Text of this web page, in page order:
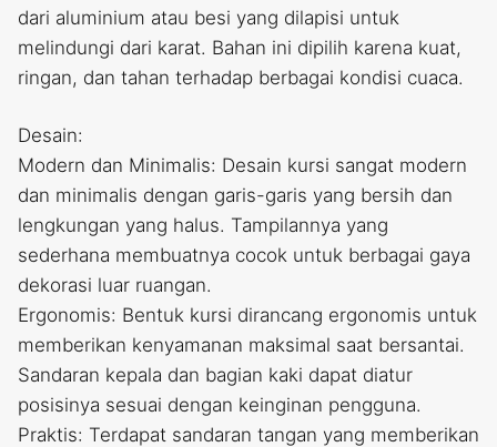
dari aluminium atau besi yang dilapisi untuk
melindungi dari karat. Bahan ini dipilih karena kuat,
ringan, dan tahan terhadap berbagai kondisi cuaca.
Desain:
Modern dan Minimalis: Desain kursi sangat modern
dan minimalis dengan garis-garis yang bersih dan
lengkungan yang halus. Tampilannya yang
sederhana membuatnya cocok untuk berbagai gaya
dekorasi luar ruangan.
Ergonomis: Bentuk kursi dirancang ergonomis untuk
memberikan kenyamanan maksimal saat bersantai.
Sandaran kepala dan bagian kaki dapat diatur
posisinya sesuai dengan keinginan pengguna.
Praktis: Terdapat sandaran tangan yang memberikan